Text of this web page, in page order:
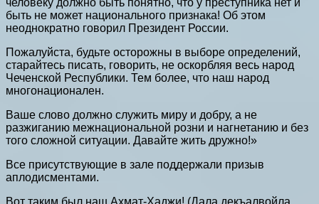
человеку должно быть понятно, что у преступника нет и
быть не может национального признака! Об этом
неоднократно говорил Президент России.
Пожалуйста, будьте осторожны в выборе определений,
старайтесь писать, говорить, не оскорбляя весь народ
Чеченской Республики. Тем более, что наш народ
многонационален.
Ваше слово должно служить миру и добру, а не
разжиганию межнациональной розни и нагнетанию и без
того сложной ситуации. Давайте жить дружно!»
Все присутствующие в зале поддержали призыв
аплодисментами.
Вот таким был наш Ахмат-Хаджи! (Дала декъалвойла